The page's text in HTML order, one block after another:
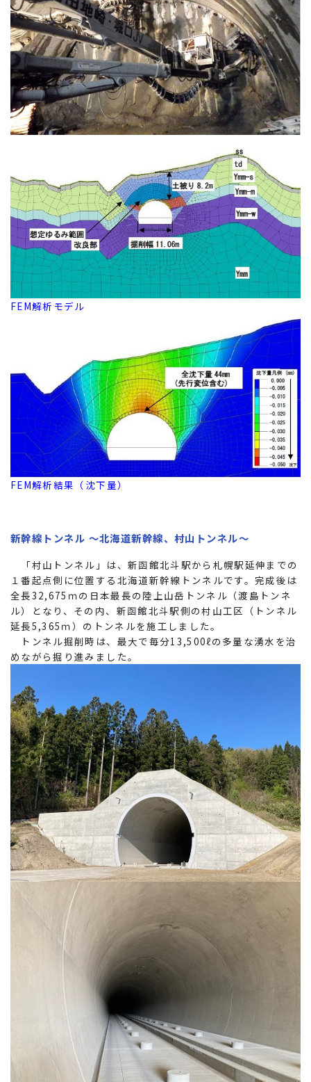
FEM解析モデル
FEM解析結果（沈下量）
新幹線トンネル ～北海道新幹線、村山トンネル～
「村山トンネル」は、新函館北斗駅から札幌駅延伸までの
１番起点側に位置する北海道新幹線トンネルです。完成後は
全長32,675ｍの日本最長の陸上山岳トンネル（渡島トンネ
ル）となり、その内、新函館北斗駅側の村山工区（トンネル
延長5,365ｍ）のトンネルを施工しました。
トンネル掘削時は、最大で毎分13,500ℓの多量な湧水を治
めながら掘り進みました。